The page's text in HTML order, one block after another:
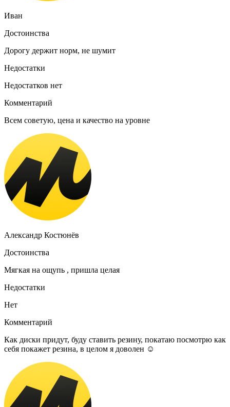
Иван
Достоинства
Дорогу держит норм, не шумит
Недостатки
Недостатков нет
Комментарий
Всем советую, цена и качество на уровне
Александр Костюнёв
Достоинства
Мягкая на ощупь , пришла целая
Недостатки
Нет
Комментарий
Как диски придут, буду ставить резину, покатаю посмотрю как
себя покажет резина, в целом я доволен ☺️